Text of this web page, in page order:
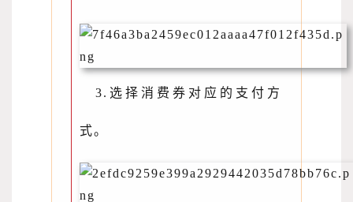
3.选择消费券对应的支付方
式。